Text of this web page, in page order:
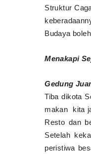
Struktur
Budaya
Menakapi
Gedung
Tiba dikota
makan
kita
Resto dan
Setelah
peristiwa